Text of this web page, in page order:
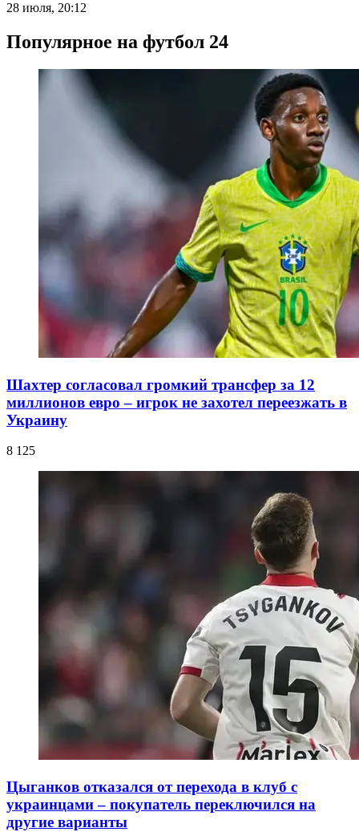
28 июля, 20:12
Популярное на футбол 24
Шахтер согласовал громкий трансфер за 12
миллионов евро – игрок не захотел переезжать в
Украину
8 125
Цыганков отказался от перехода в клуб с
украинцами – покупатель переключился на
другие варианты